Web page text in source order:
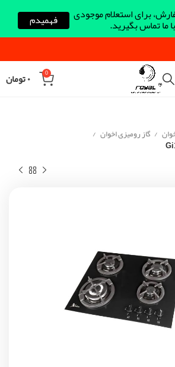
0 ۰تومان
گاز رومیزی اخوان
Click to
برای استعلام موجودی
ما تماس بگیرید. فهمیدم